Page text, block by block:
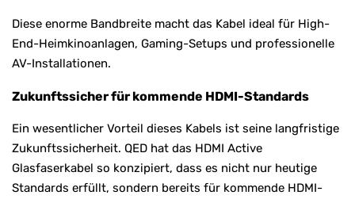
Diese enorme Bandbreite macht das Kabel ideal für High-
End-Heimkinoanlagen, Gaming-Setups und professionelle
AV-Installationen.
Zukunftssicher für kommende HDMI-Standards
Ein wesentlicher Vorteil dieses Kabels ist seine langfristige
Zukunftssicherheit. QED hat das HDMI Active
Glasfaserkabel so konzipiert, dass es nicht nur heutige
Standards erfüllt, sondern bereits für kommende HDMI-